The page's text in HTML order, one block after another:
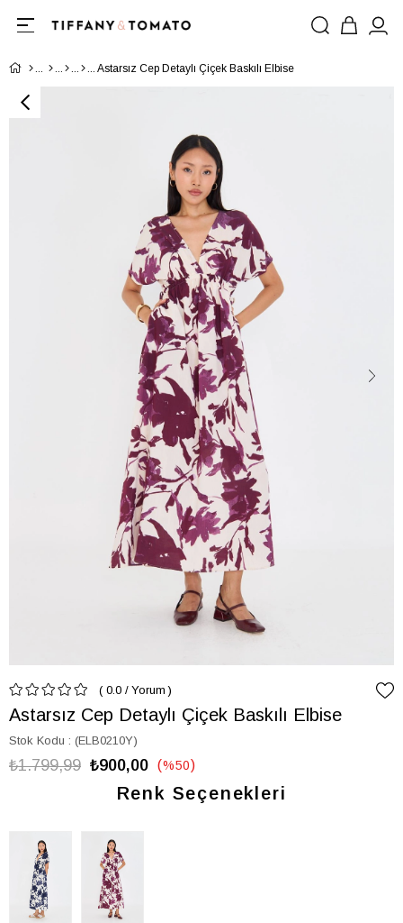
Astarsız Cep Detaylı Çiçek Baskılı Elbise
0.0 / Yorum
Astarsız Cep Detaylı Çiçek Baskılı Elbise
Stok Kodu (ELB0210Y)
₺1.799,99 ₺900,00 %50
Renk Seçenekleri